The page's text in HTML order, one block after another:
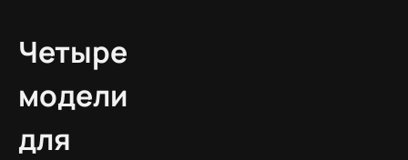
Четыре
модели
для